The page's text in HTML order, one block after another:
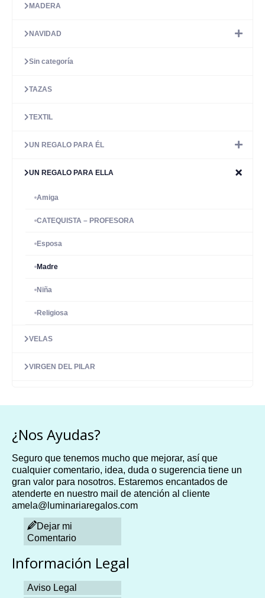
MADERA
NAVIDAD
Sin categoría
TAZAS
TEXTIL
UN REGALO PARA ÉL
UN REGALO PARA ELLA
Amiga
CATEQUISTA – PROFESORA
Esposa
Madre
Niña
Religiosa
VELAS
VIRGEN DEL PILAR
¿Nos Ayudas?
Seguro que tenemos mucho que mejorar, así que
cualquier comentario, idea, duda o sugerencia tiene un
gran valor para nosotros. Estaremos encantados de
atenderte en nuestro mail de atención al cliente
amela@luminariaregalos.com
Dejar mi
Comentario
Información Legal
Aviso Legal